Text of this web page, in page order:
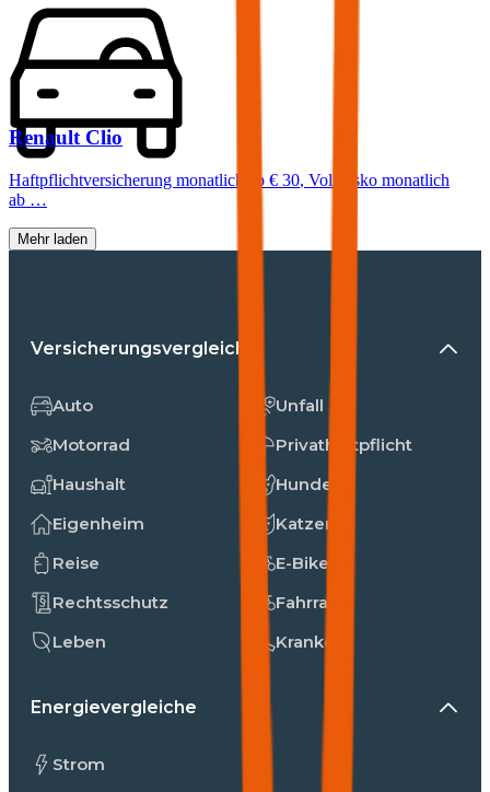
Renault Clio
Haftpflichtversicherung monatlich ab € 30, Vollkasko monatlich
ab …
Mehr laden
Versicherungsvergleiche
Auto
Motorrad
Haushalt
Eigenheim
Reise
Rechtsschutz
Leben
Unfall
Privathaftpflicht
Hunde
Katzen
E-Bike
Fahrrad
Kranken
Energievergleiche
Strom